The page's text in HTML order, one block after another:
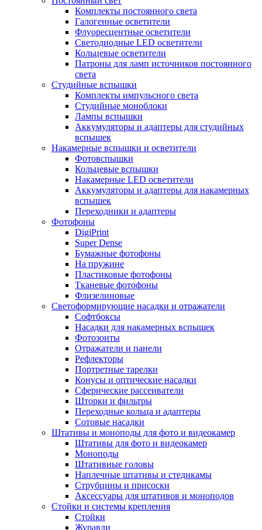
Комплекты постоянного света
Галогенные осветители
Флуоресцентные осветители
Светодиодные LED осветители
Кольцевые осветители
Патроны для ламп источников постоянного
света
Студийные вспышки
Комплекты импульсного света
Студийные моноблоки
Лампы вспышки
Аккумуляторы и адаптеры для студийных
вспышек
Накамерные вспышки и осветители
Фотовспышки
Кольцевые вспышки
Накамерные LED осветители
Аккумуляторы и адаптеры для накамерных
вспышек
Переходники и адаптеры
Фотофоны
DigiPrint
Super Dense
Бумажные фотофоны
На пружине
Пластиковые фотофоны
Тканевые фотофоны
Флизелиновые
Светоформирующие насадки и отражатели
Софтбоксы
Насадки для накамерных вспышек
Фотозонты
Отражатели и панели
Рефлекторы
Портретные тарелки
Конусы и оптические насадки
Сферические рассеиватели
Шторки и фильтры
Переходные кольца и адаптеры
Сотовые насадки
Штативы и моноподы для фото и видеокамер
Штативы для фото и видеокамер
Моноподы
Штативные головы
Наплечные штативы и стедикамы
Струбцины и присоски
Аксессуары для штативов и моноподов
Стойки и системы крепления
Стойки
Журавли